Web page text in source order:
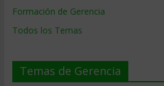
Formación de Gerencia
Todos los Temas
Temas de Gerencia